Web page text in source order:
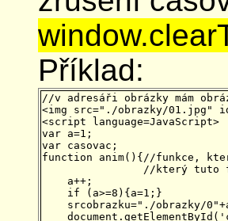
Příklad:
//v adresáři obrázky mám
<img src="./obrazky/01.jpg"
<script language=JavaScript>
var a=1;
var casovac;
function anim(){//funkce,
//který tuto
    a++;
    if (a>=8){a=1;}
srcobrazku="./obrazky/